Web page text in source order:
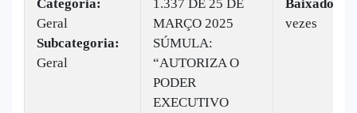
Categoria:
Geral
Subcategoria:
Geral
1.337 DE 25 DE
MARÇO 2025
SÚMULA:
“AUTORIZA O
PODER
EXECUTIVO
Baixado:
vezes